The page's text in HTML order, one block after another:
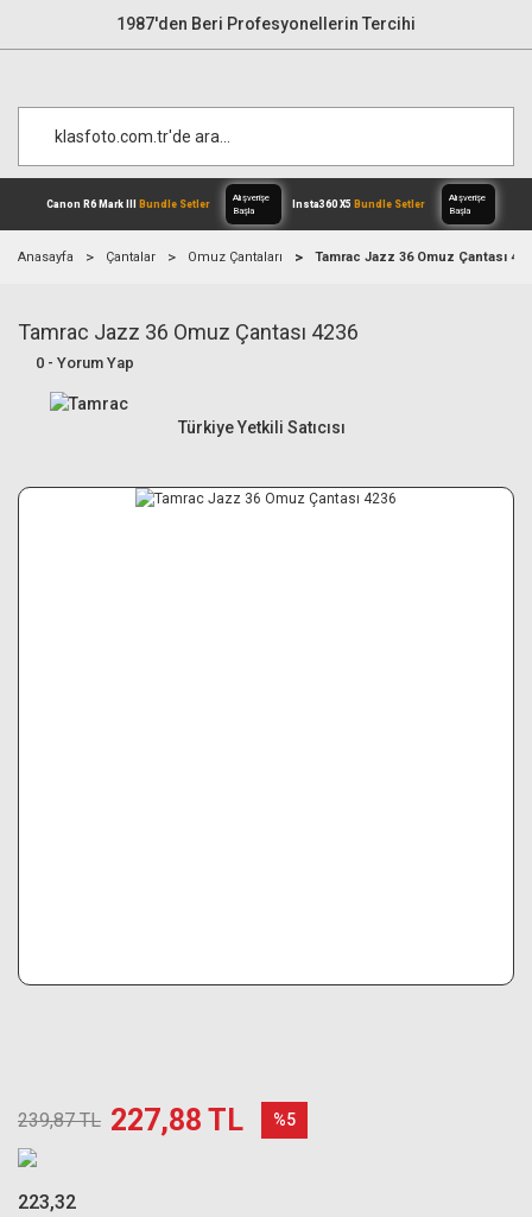
1987'den Beri Profesyonellerin Tercihi
Canon R6 Mark III Bundle Setler
Anasayfa Çantalar Omuz Çantaları Tamrac Jazz 36 Omuz Çantası
Tamrac Jazz 36 Omuz Çantası 4236
0 - Yorum Yap
Türkiye Yetkili Satıcısı
239,87 TL 227,88 TL %5
223,32